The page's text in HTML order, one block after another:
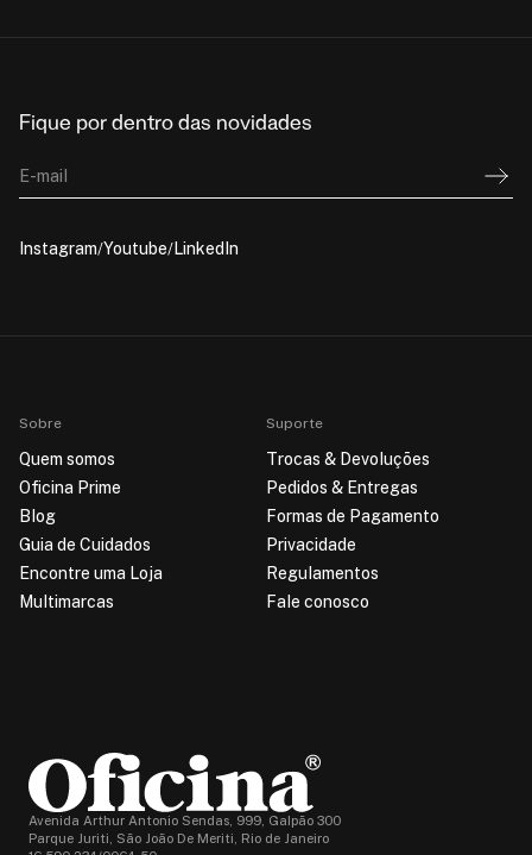
Fique por dentro das novidades
E-mail
Instagram Youtube LinkedIn
Sobre
Quem somos
Oficina Prime
Blog
Guia de Cuidados
Encontre uma Loja
Multimarcas
Suporte
Trocas & Devoluções
Pedidos & Entregas
Formas de Pagamento
Privacidade
Regulamentos
Fale conosco
Avenida Arthur Antonio Sendas, 999, Galpão 300
Parque Juriti, São João De Meriti, Rio de Janeiro